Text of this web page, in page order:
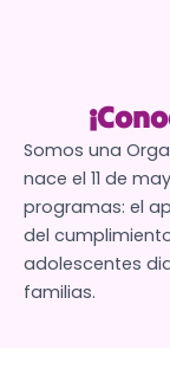
Somos una
nace el 11 de
programas: el
del
adolescentes
familias.